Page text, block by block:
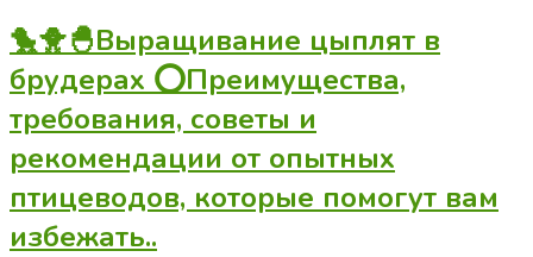
Как
открыть
бизнес
с
помощью
соцконтракта?
🐤🐥🐣Выращивание цыплят в
брудерах ⭕Преимущества,
требования, советы и
рекомендации от опытных
птицеводов, которые помогут вам
избежать..